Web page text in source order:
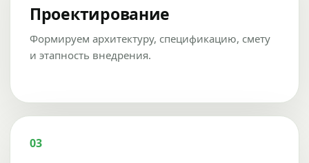
Проектирование
Формируем архитектуру, спецификацию, смету
и этапность внедрения.
03